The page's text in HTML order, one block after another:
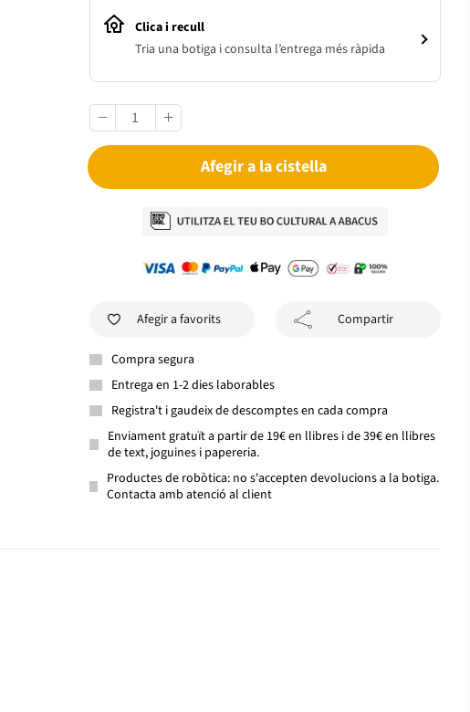
Clica i recull
Tria una botiga i consulta l’entrega més ràpida
Afegir a la cistella
Afegir a favorits Compartir
Compra segura
Entrega en 1-2 dies laborables
Registra't i gaudeix de descomptes en cada compra
Enviament gratuït a partir de 19€ en llibres i de 39€ en llibres
de text, joguines i papereria.
Productes de robòtica: no s'accepten devolucions a la botiga.
Contacta amb atenció al client